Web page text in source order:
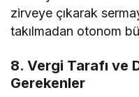
zirveye çıkarak
takılmadan otonom
8. Vergi Tarafı ve
Gerekenler